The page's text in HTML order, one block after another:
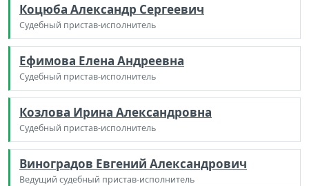
Коцюба Александр Сергеевич
Судебный пристав-исполнитель
Ефимова Елена Андреевна
Судебный пристав-исполнитель
Козлова Ирина Александровна
Судебный пристав-исполнитель
Виноградов Евгений Александрович
Ведущий судебный пристав-исполнитель